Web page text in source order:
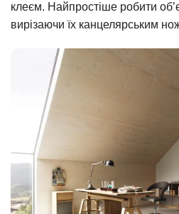
клеєм. Найпростіше робити
вирізаючи їх канцелярським